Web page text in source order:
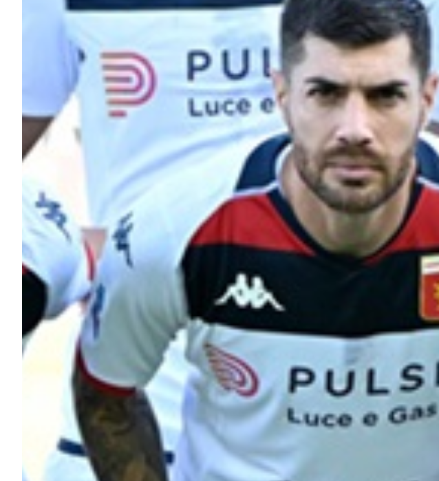
Robe di Kappa x Genoa
Vintage Collection
Red&Blue Voices
Kids
Accessori
Party
Outlet
Caffè Boasi x Genoa
Helan x Genoa
Isolani x Genoa
Gift Card Online Store
Fortissimo batte il mio cuor